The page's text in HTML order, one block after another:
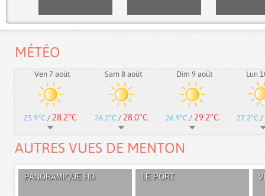
MÉTÉO
Ven 7 août
25.9°C / 28.2°C
Sam 8 août
26.2°C / 28.0°C
Dim 9 août
26.9°C / 29.2°C
Lun
27.2°C /
AUTRES VUES DE MENTON
PANORAMIQUE HD LE PORT